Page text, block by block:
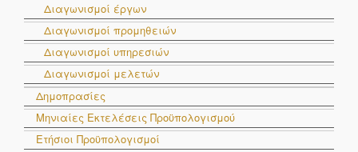
Διαγωνισμοί έργων
Διαγωνισμοί προμηθειών
Διαγωνισμοί υπηρεσιών
Διαγωνισμοί μελετών
Δημοπρασίες
Μηνιαίες Εκτελέσεις Προϋπολογισμού
Ετήσιοι Προϋπολογισμοί